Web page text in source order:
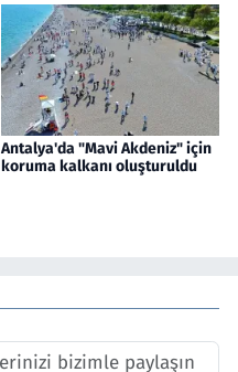
Antalya'da "Mavi Akdeniz" için
koruma kalkanı oluşturuldu